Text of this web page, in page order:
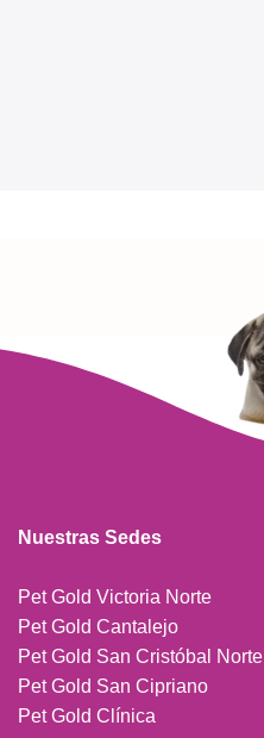
Nuestras Sedes
Pet Gold Victoria Norte
Pet Gold Cantalejo
Pet Gold San Cristóbal Norte
Pet Gold San Cipriano
Pet Gold Clínica